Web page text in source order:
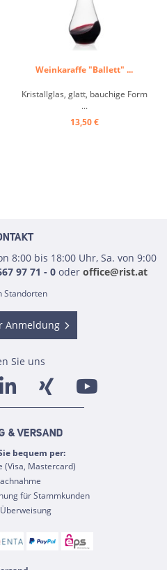
Weinkaraffe "Ballett" ...
Kristallglas, glatt, bauchige Form
...
13,50 €
8:00 bis 18:00 Uhr, Sa. von 9:00
97 71 - 0oder office@rist.at
Standorten
Anmeldung
Sie uns
& VERSAND
bequem per:
(Visa, Mastercard)
für Stammkunden